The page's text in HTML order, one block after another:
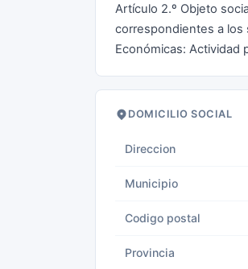
Artículo 2.º Objeto
correspondientes a los
Económicas: Actividad
DOMICILIO SOCIAL
Direccion
Municipio
Codigo postal
Provincia